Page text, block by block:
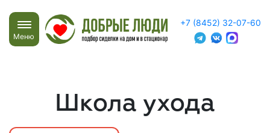
Меню
+7 (8452) 32-07-60
Школа ухода